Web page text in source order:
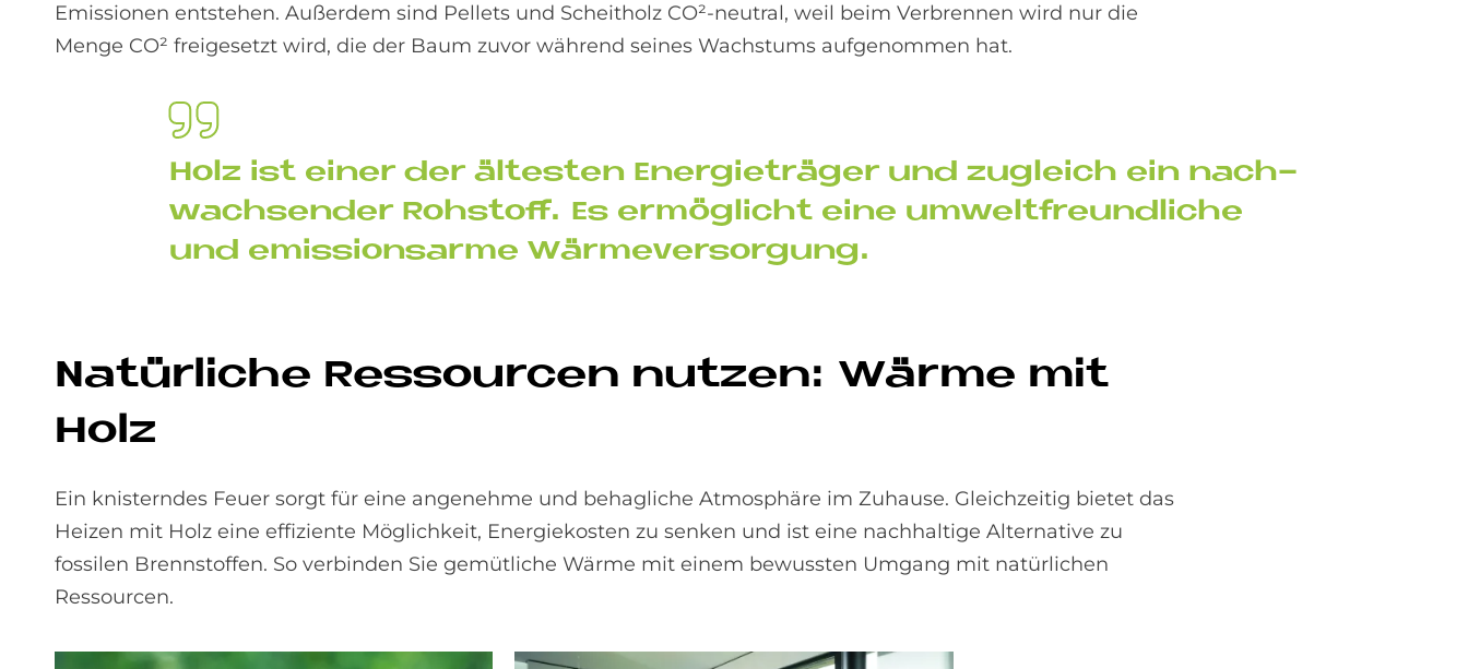
Emissionen entstehen. Außerdem sind Pellets und Scheitholz CO²-neutral, weil beim Verbrennen wird nur die
Menge CO² freigesetzt wird, die der Baum zuvor während seines Wachstums aufgenommen hat.
Holz ist ei­ner der äl­te­sten En­er­gie­trä­ger und zu­gleich ein nach­
wach­sen­der Roh­stoff. Es er­mög­li­cht eine um­welt­freund­li­che
und emis­si­ons­ar­me Wär­me­ver­sor­gung.
Na­tür­li­che Res­sour­cen nut­zen: Wär­me mit
Holz
Ein knisterndes Feuer sorgt für eine angenehme und behagliche Atmosphäre im Zuhause. Gleichzeitig bietet das
Heizen mit Holz eine effiziente Möglichkeit, Energiekosten zu senken und ist eine nachhaltige Alternative zu
fossilen Brennstoffen. So verbinden Sie gemütliche Wärme mit einem bewussten Umgang mit natürlichen
Ressourcen.